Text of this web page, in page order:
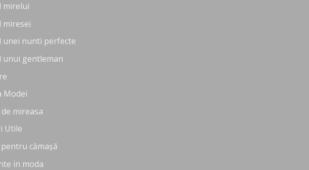
mirelui
miresei
unei nunti perfecte
unui gentleman
Modei
de mireasa
Utile
cămașă
in moda